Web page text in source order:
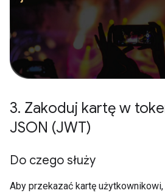
3. Zakoduj kartę w
JSON (JWT)
Do czego służy
Aby przekazać kartę